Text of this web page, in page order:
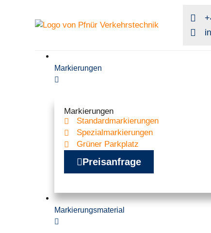
Markierungen
Markierungen
Standardmarkierungen
Spezialmarkierungen
Grüner Parkplatz
Preisanfrage
Markierungsmaterial